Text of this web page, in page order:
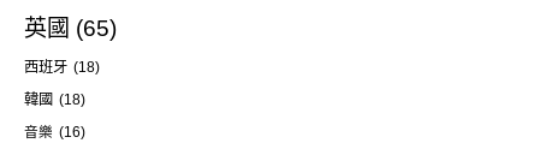
英國 (65)
西班牙 (18)
韓國 (18)
音樂 (16)